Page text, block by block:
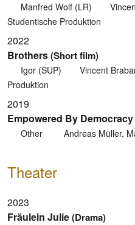
Manfred Wolf (LR)
Studentische Produktion
2022
Brothers(Short film)
Igor (SUP) Vincent
Produktion
2019
Empowered By Democracy
Other Andreas Müller,
Theater
2023
Fräulein Julie(Drama)